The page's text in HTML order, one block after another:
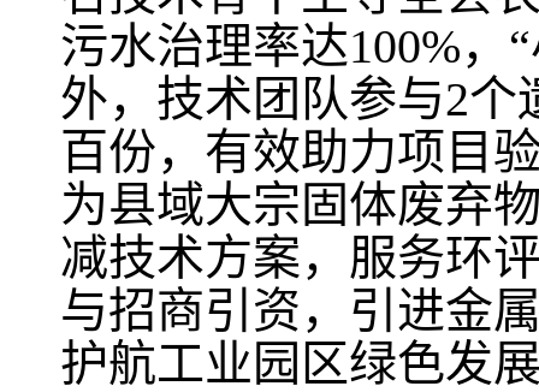
污水治理率达100%，
外，技术团队参与2
百份，有效助力项目
为县域大宗固体废弃
减技术方案，服务环
与招商引资，引进金
护航工业园区绿色发